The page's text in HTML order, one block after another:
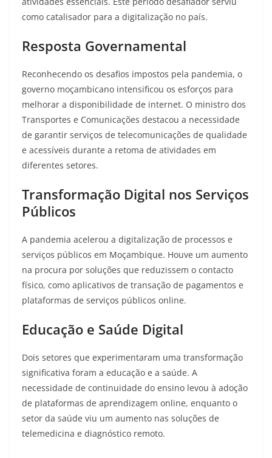
como catalisador para a digitalização no país.
Resposta Governamental
Reconhecendo os desafios impostos pela pandemia, o
governo moçambicano intensificou os esforços para
melhorar a disponibilidade de internet. O ministro dos
Transportes e Comunicações destacou a necessidade
de garantir serviços de telecomunicações de qualidade
e acessíveis durante a retoma de atividades em
diferentes setores.
Transformação Digital nos Serviços
Públicos
A pandemia acelerou a digitalização de processos e
serviços públicos em Moçambique. Houve um aumento
na procura por soluções que reduzissem o contacto
físico, como aplicativos de transação de pagamentos e
plataformas de serviços públicos online.
Educação e Saúde Digital
Dois setores que experimentaram uma transformação
significativa foram a educação e a saúde. A
necessidade de continuidade do ensino levou à adoção
de plataformas de aprendizagem online, enquanto o
setor da saúde viu um aumento nas soluções de
telemedicina e diagnóstico remoto.